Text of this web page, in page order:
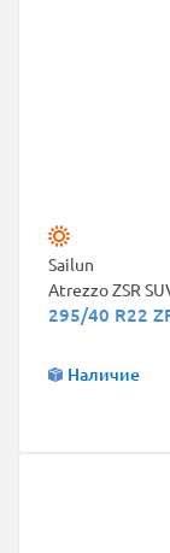
Sailun
Atrezzo ZSR
295/40 R22
Наличие